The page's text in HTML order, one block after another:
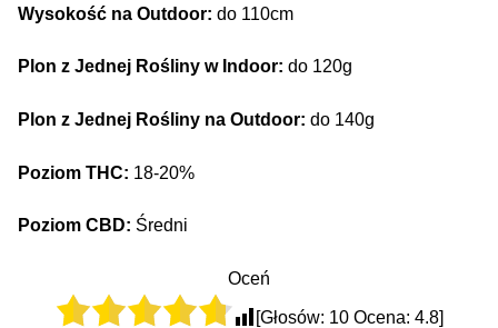
Wysokość na Outdoor: do 110cm
Plon z Jednej Rośliny w Indoor: do 120g
Plon z Jednej Rośliny na Outdoor: do 140g
Poziom THC: 18-20%
Poziom CBD: Średni
Oceń
[Głosów: 10Ocena: 4.8]